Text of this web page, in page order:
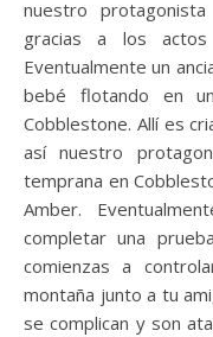
nuestro
gracias a los actos
Eventualmente un
bebé flotando en
Cobblestone. Allí es
así nuestro
temprana en
Amber.
completar una
comienzas a
montaña junto a tu
se complican y son